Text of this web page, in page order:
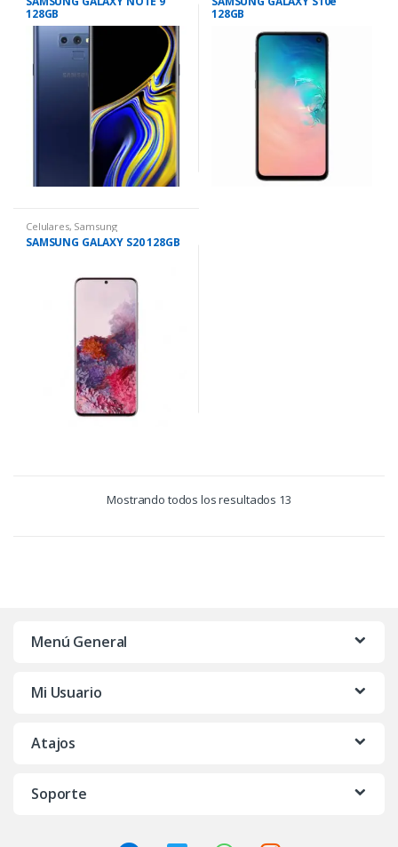
128GB
128GB
Celulares, Samsung
SAMSUNG GALAXY S20 128GB
Mostrando todos los resultados 13
Menú General
Mi Usuario
Atajos
Soporte